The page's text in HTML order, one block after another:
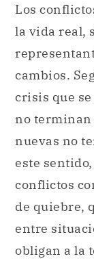
Los
la vida real,
cambios.
crisis que
no terminan
nuevas no
este
conflictos
de quiebre,
entre
obligan a la